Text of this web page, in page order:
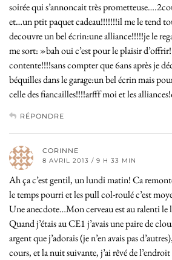
soirée qui s’annoncait très
et…un ptit paquet cadeau!!!!!!!il me le tend
decouvre un bel écrin:une alliance!!!!!je le
me sort: »bah oui c’est pour le plaisir
contente!!!!sans compter que 6ans après je
béquilles dans le garage:un bel écrin mais
celle des fiancailles!!!!arfff moi et les
RÉPONDRE
CORINNE
8 AVRIL 2013 / 9 H 33 MIN
Ah ça c’est gentil, un lundi matin! Ca
le temps pourri et les pull col-roulé c’est
Une anecdote…Mon cerveau est au ralenti le
Quand j’étais au CE1 j’avais une paire de
argent que j’adorais (je n’en avais pas
cours, et la nuit suivante, j’ai rêvé de